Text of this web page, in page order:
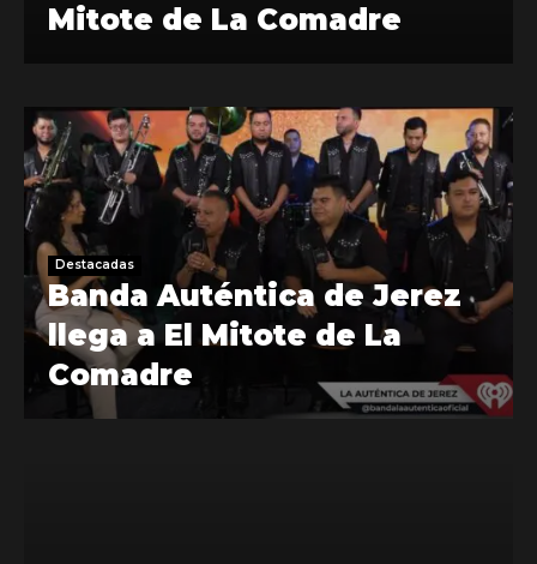
Mitote de La Comadre
Destacadas
Banda Auténtica de Jerez
llega a El Mitote de La
Comadre